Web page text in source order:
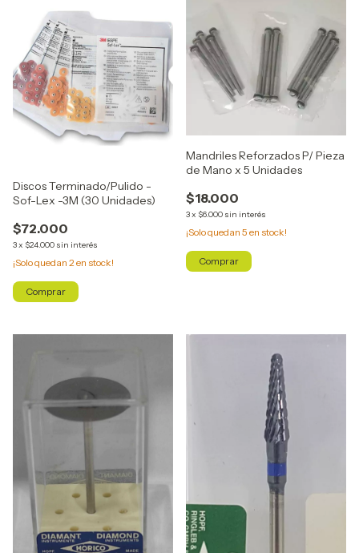
Discos Terminado/Pulido -
Sof-Lex -3M (30 Unidades)
$72.000
3x $24.000 sin interés
¡Solo quedan 2en stock!
Comprar
Mandriles Reforzados P/ Pieza
de Mano x 5 Unidades
$18.000
3x $6.000 sin interés
¡Solo quedan 5 en stock!